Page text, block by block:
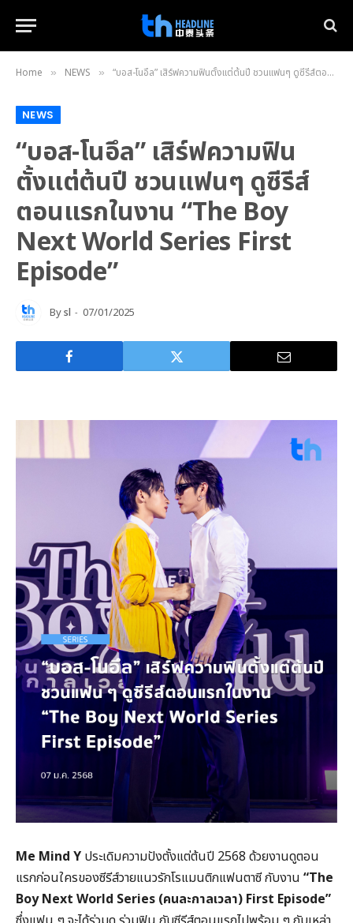
Home » NEWS » “บอส-โนอึล” เสิร์ฟความฟินตั้งแต่ต้นปี ชวนแฟนๆ ดูซีรีส์ตอนแรกในงาน “The Boy Next World Series First Episode”
NEWS
“บอส-โนอึล” เสิร์ฟความฟิน
ตั้งแต่ต้นปี ชวนแฟนๆ ดูซีรีส์
ตอนแรกในงาน “The Boy
Next World Series First
Episode”
Bysl 07/01/2025
Me Mind Y ประเดิมความปังตั้งแต่ต้นปี 2568 ด้วยงานดูตอน
แรกก่อนใครของซีรีส์วายแนวรักโรแมนติกแฟนตาซี กับงาน “The
Boy Next World Series (คนละกาลเวลา) First Episode”